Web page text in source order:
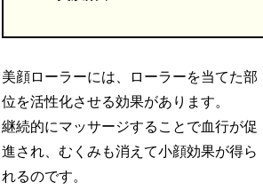
美顔ローラーには、ローラーを当てた部
位を活性化させる効果があります。
継続的にマッサージすることで血行が促
進され、むくみも消えて小顔効果が得ら
れるのです。